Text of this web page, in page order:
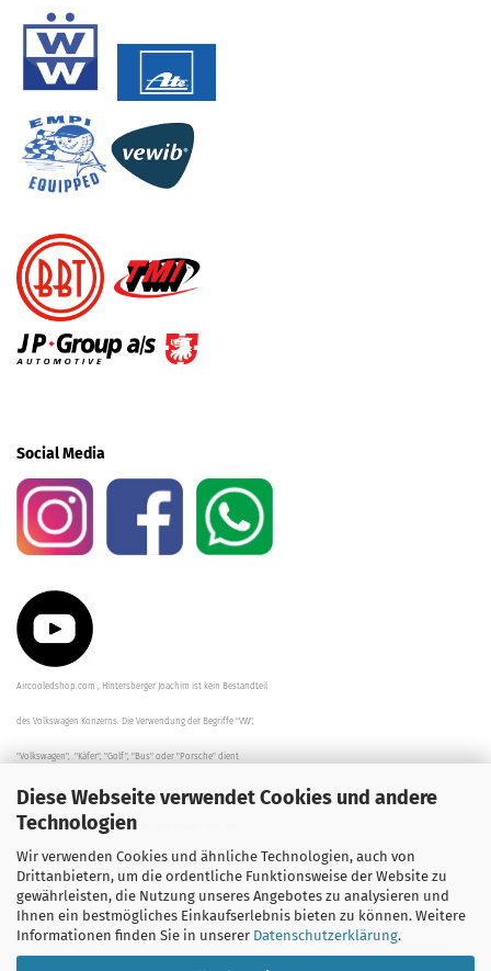
Diese Webseite verwendet Cookies und andere
Technologien
Wir verwenden Cookies und ähnliche Technologien, auch von
Drittanbietern, um die ordentliche Funktionsweise der Website zu
gewährleisten, die Nutzung unseres Angebotes zu analysieren und
Ihnen ein bestmögliches Einkaufserlebnis bieten zu können. Weitere
Informationen finden Sie in unserer Datenschutzerklärung.
Social Media
Aircooledshop.com , Hintersberger Joachim ist kein Bestandteil
des Volkswagen Konzerns. Die Verwendung der Begriffe "VW",
"Volkswagen", "Käfer", "Golf", "Bus" oder "Porsche" dient
der Beschreibung der Teile und stellt in keinem Fall eine direkte
Verbindung zu dem Unternehmen "Volkswagen" her/da.
Die Beschreibungen, Zeichnungen und Angaben zur
Verwendung sind sorgfältig überprüft worden.